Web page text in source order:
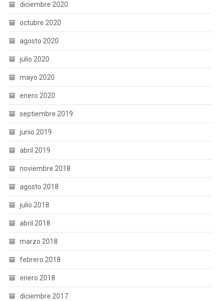
diciembre 2020
octubre 2020
agosto 2020
julio 2020
mayo 2020
enero 2020
septiembre 2019
junio 2019
abril 2019
noviembre 2018
agosto 2018
julio 2018
abril 2018
marzo 2018
febrero 2018
enero 2018
diciembre 2017